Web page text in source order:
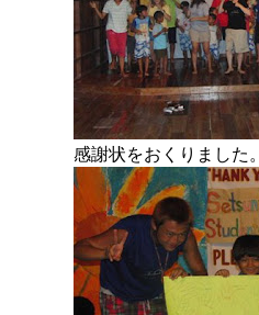
感謝状をおくりました。